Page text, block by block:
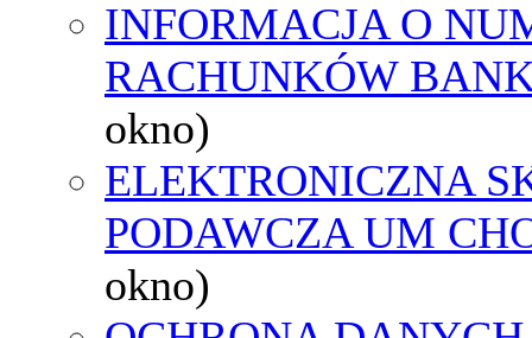
INFORMACJA O
RACHUNKÓW
okno)
ELEKTRONICZNA
PODAWCZA UM
okno)